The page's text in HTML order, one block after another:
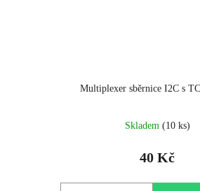
Multiplexer sběrnice I2C s
Skladem (10 ks)
40 Kč